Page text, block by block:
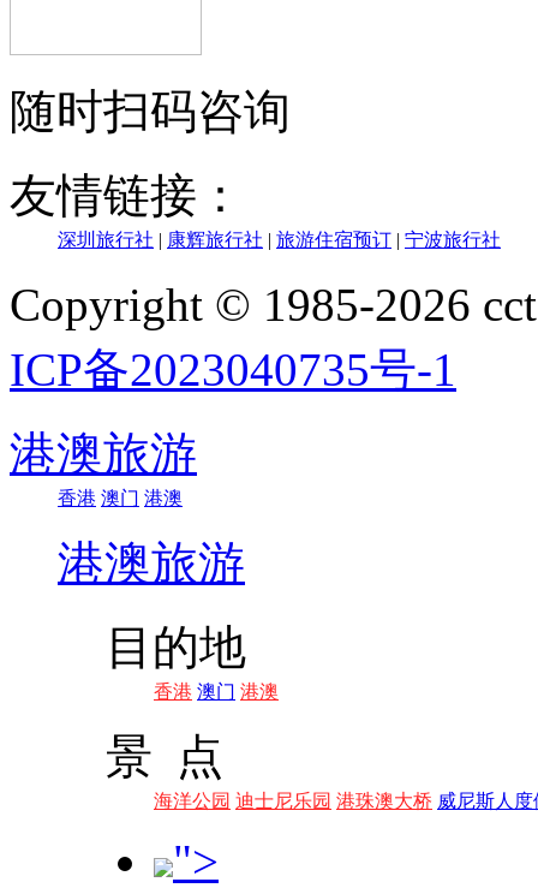
随时扫码咨询
友情链接：
深圳旅行社 | 康辉旅行社 | 旅游住宿预订 | 宁波旅行社
Copyright © 1985-2026
ICP备2023040735号-1
港澳旅游
香港 澳门 港澳
港澳旅游
目的地
香港 澳门 港澳
景 点
海洋公园 迪士尼乐园 港珠澳大桥 威尼斯人度
">